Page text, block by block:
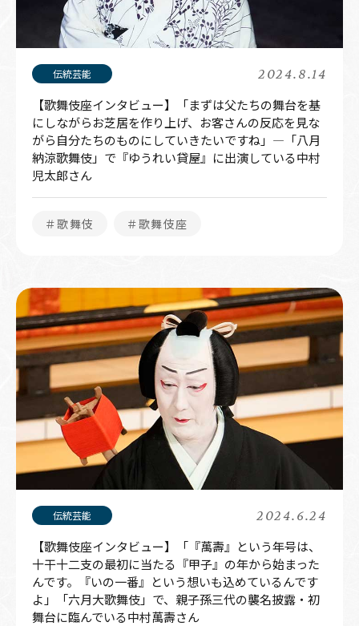
2024.8.14
【歌舞伎座インタビュー】「まずは父たちの舞台を基
にしながらお芝居を作り上げ、お客さんの反応を見な
がら自分たちのものにしていきたいですね」―「八月
納涼歌舞伎」で『ゆうれい貸屋』に出演している中村
児太郎さん
＃歌舞伎 ＃歌舞伎座
2024.6.24
【歌舞伎座インタビュー】「『萬壽』という年号は、
十干十二支の最初に当たる『甲子』の年から始まった
んです。『いの一番』という想いも込めているんです
よ」――「六月大歌舞伎」で、親子孫三代の襲名披露・初
舞台に臨んでいる中村萬壽さん